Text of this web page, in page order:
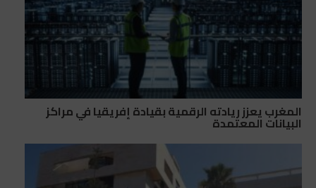
المغرب يعزز ريادته الرقمية بقيادة إفريقيا في مراكز
البيانات المعتمدة